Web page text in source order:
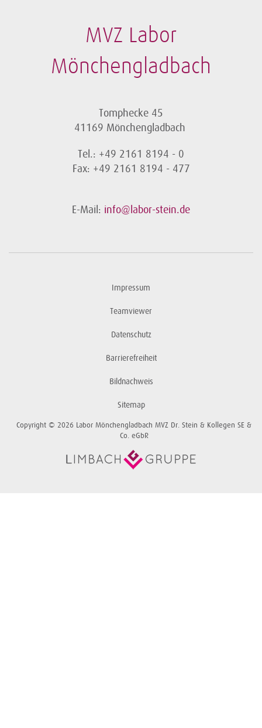
MVZ Labor
Mönchengladbach
Tomphecke 45
41169 Mönchengladbach
Tel.: +49 2161 8194 - 0
Fax: +49 2161 8194 - 477
E-Mail: info@labor-stein.de
Impressum
Teamviewer
Datenschutz
Barrierefreiheit
Bildnachweis
Sitemap
Copyright © 2026 Labor Mönchengladbach MVZ Dr. Stein & Kollegen SE &
Co. eGbR